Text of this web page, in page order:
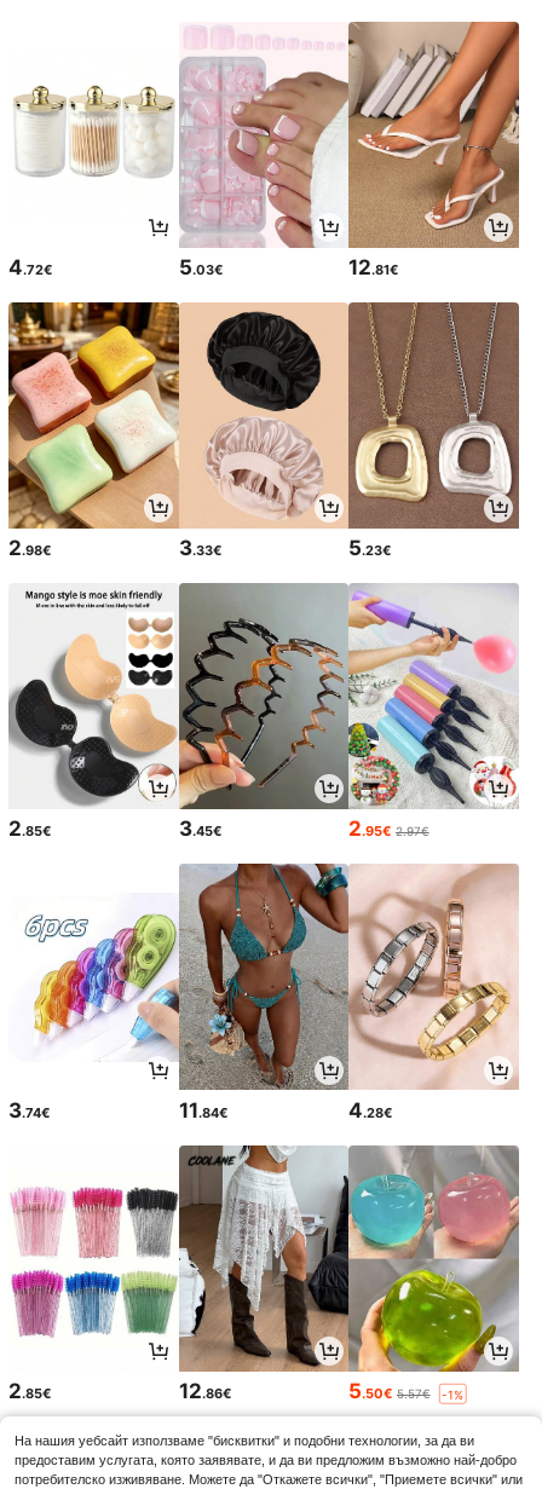
4.72€ 5.03€ 12.81€
2.98€ 3.33€ 5.23€
2.85€ 3.45€ 2.95€ 2.97€
3.74€ 11.84€ 4.28€
2.85€ 12.86€ 5.50€ 5.57€ -1%
На нашия уебсайт използваме "бисквитки" и подобни технологии, за да ви
предоставим услугата, която заявявате, и да ви предложим възможно най-добро
потребителско изживяване. Можете да "Откажете всички", "Приемете всички" или